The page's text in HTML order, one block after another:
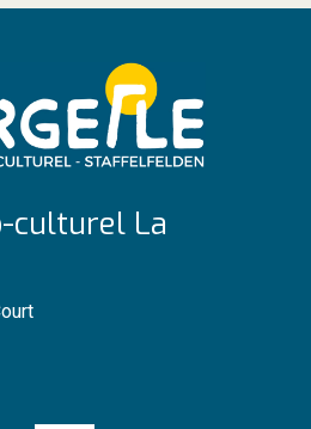
culturel La